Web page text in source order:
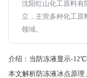
沈阳红山化工原料有
立，主营多种化工原
领域。
介绍： 当防冻液显示-12℃
本文解析防冻液冰点原